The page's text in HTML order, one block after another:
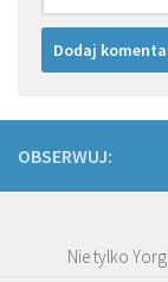
OBSERWUJ:
Nie tylko